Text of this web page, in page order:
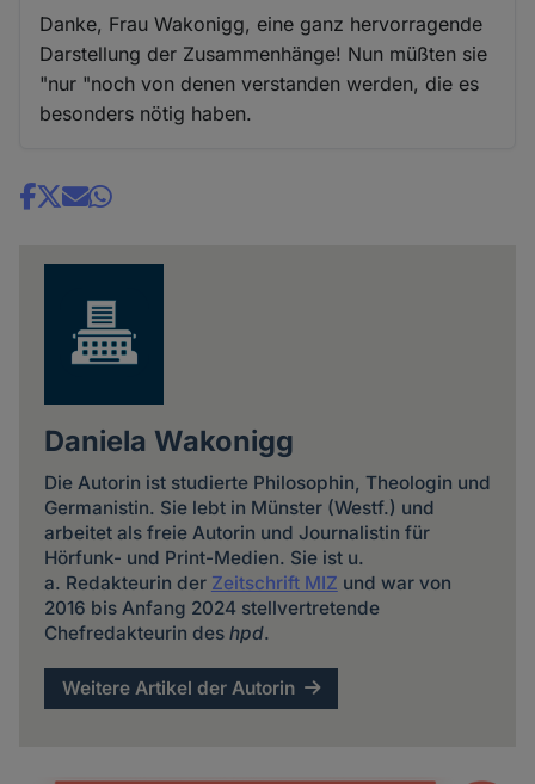
Danke, Frau Wakonigg, eine ganz hervorragende
Darstellung der Zusammenhänge! Nun müßten sie
"nur "noch von denen verstanden werden, die es
besonders nötig haben.
Share
Daniela Wakonigg
Die Autorin ist studierte Philosophin, Theologin und
Germanistin. Sie lebt in Münster (Westf.) und
arbeitet als freie Autorin und Journalistin für
Hörfunk- und Print-Medien. Sie ist u.
a. Redakteurin der Zeitschrift MIZ und war von
2016 bis Anfang 2024 stellvertretende
Chefredakteurin des hpd.
Weitere Artikel der Autorin